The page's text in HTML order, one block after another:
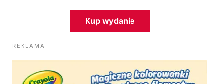
Kup wydanie
REKLAMA